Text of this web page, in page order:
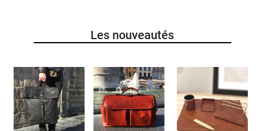
Les nouveautés